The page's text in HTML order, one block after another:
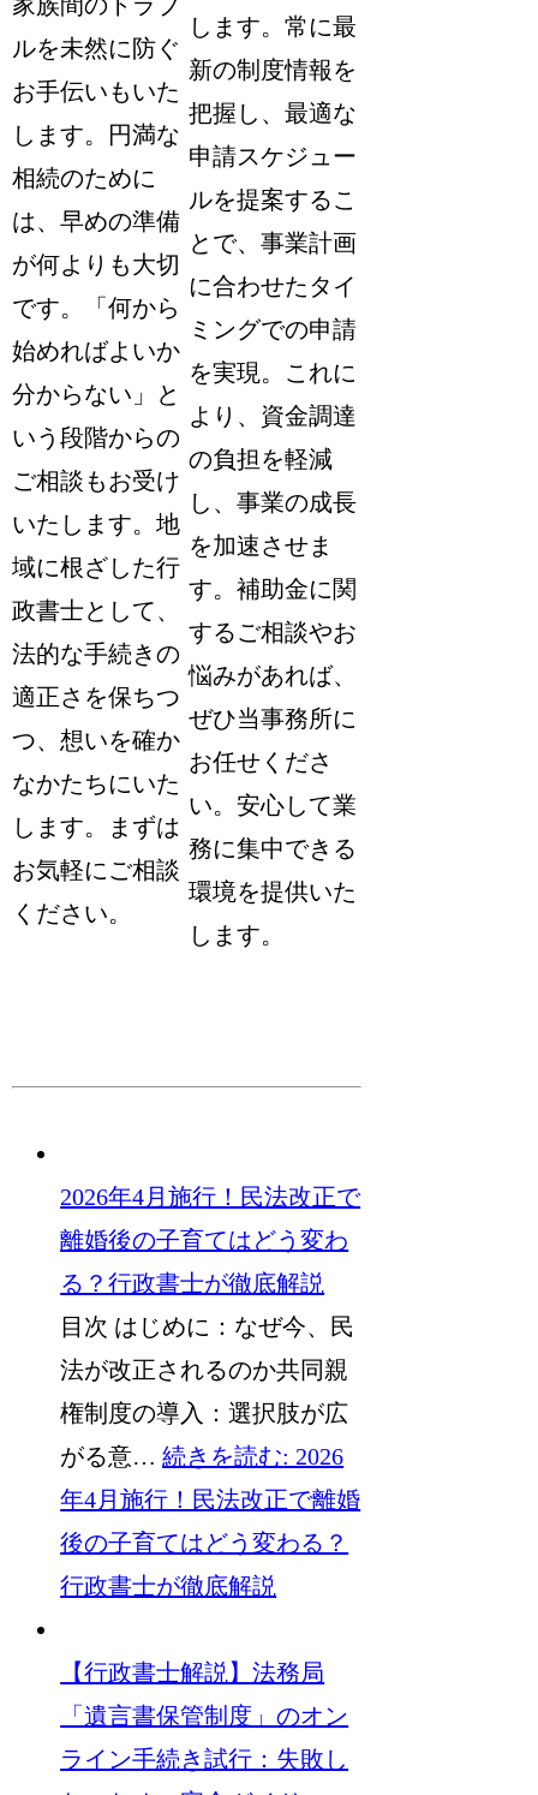
ルを未然に防ぐ
お手伝いもいた
します。円満な
相続のために
は、早めの準備
が何よりも大切
です。「何から
始めればよいか
分からない」と
いう段階からの
ご相談もお受け
いたします。地
域に根ざした行
政書士として、
法的な手続きの
適正さを保ちつ
つ、想いを確か
なかたちにいた
します。まずは
お気軽にご相談
ください。
します。常に最
新の制度情報を
把握し、最適な
申請スケジュー
ルを提案するこ
とで、事業計画
に合わせたタイ
ミングでの申請
を実現。これに
より、資金調達
の負担を軽減
し、事業の成長
を加速させま
す。補助金に関
するご相談やお
悩みがあれば、
ぜひ当事務所に
お任せくださ
い。安心して業
務に集中できる
環境を提供いた
します。
2026年4月施行！民法改正で
離婚後の子育てはどう変わ
る？行政書士が徹底解説
目次 はじめに：なぜ今、民
法が改正されるのか共同親
権制度の導入：選択肢が広
がる意…続きを読む: 2026
年4月施行！民法改正で離婚
後の子育てはどう変わる？
行政書士が徹底解説
【行政書士解説】法務局
「遺言書保管制度」のオン
ライン手続き試行：失敗し